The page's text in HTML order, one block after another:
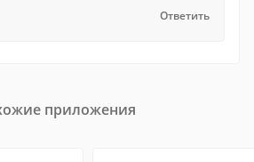
Ответить
приложения